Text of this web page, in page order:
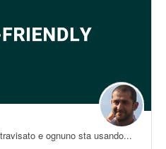
e ognuno sta usando...